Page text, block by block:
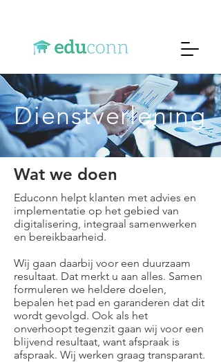
Dienstverlening
Wat we doen
Educonn helpt klanten met advies en
implementatie op het gebied van
digitalisering, integraal samenwerken
en bereikbaarheid.​
Wij gaan daarbij voor een duurzaam
resultaat. Dat merkt u aan alles. Samen
formuleren we heldere doelen,
bepalen het pad en garanderen dat dit
wordt gevolgd. Ook als het
onverhoopt tegenzit gaan wij voor een
blijvend resultaat, want afspraak is
afspraak. Wij werken graag transparant.